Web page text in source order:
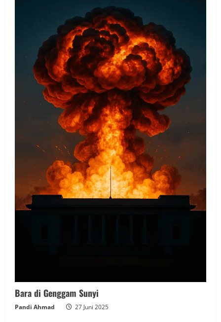
Bara di Genggam Sunyi
Pandi Ahmad 27 Juni 2025